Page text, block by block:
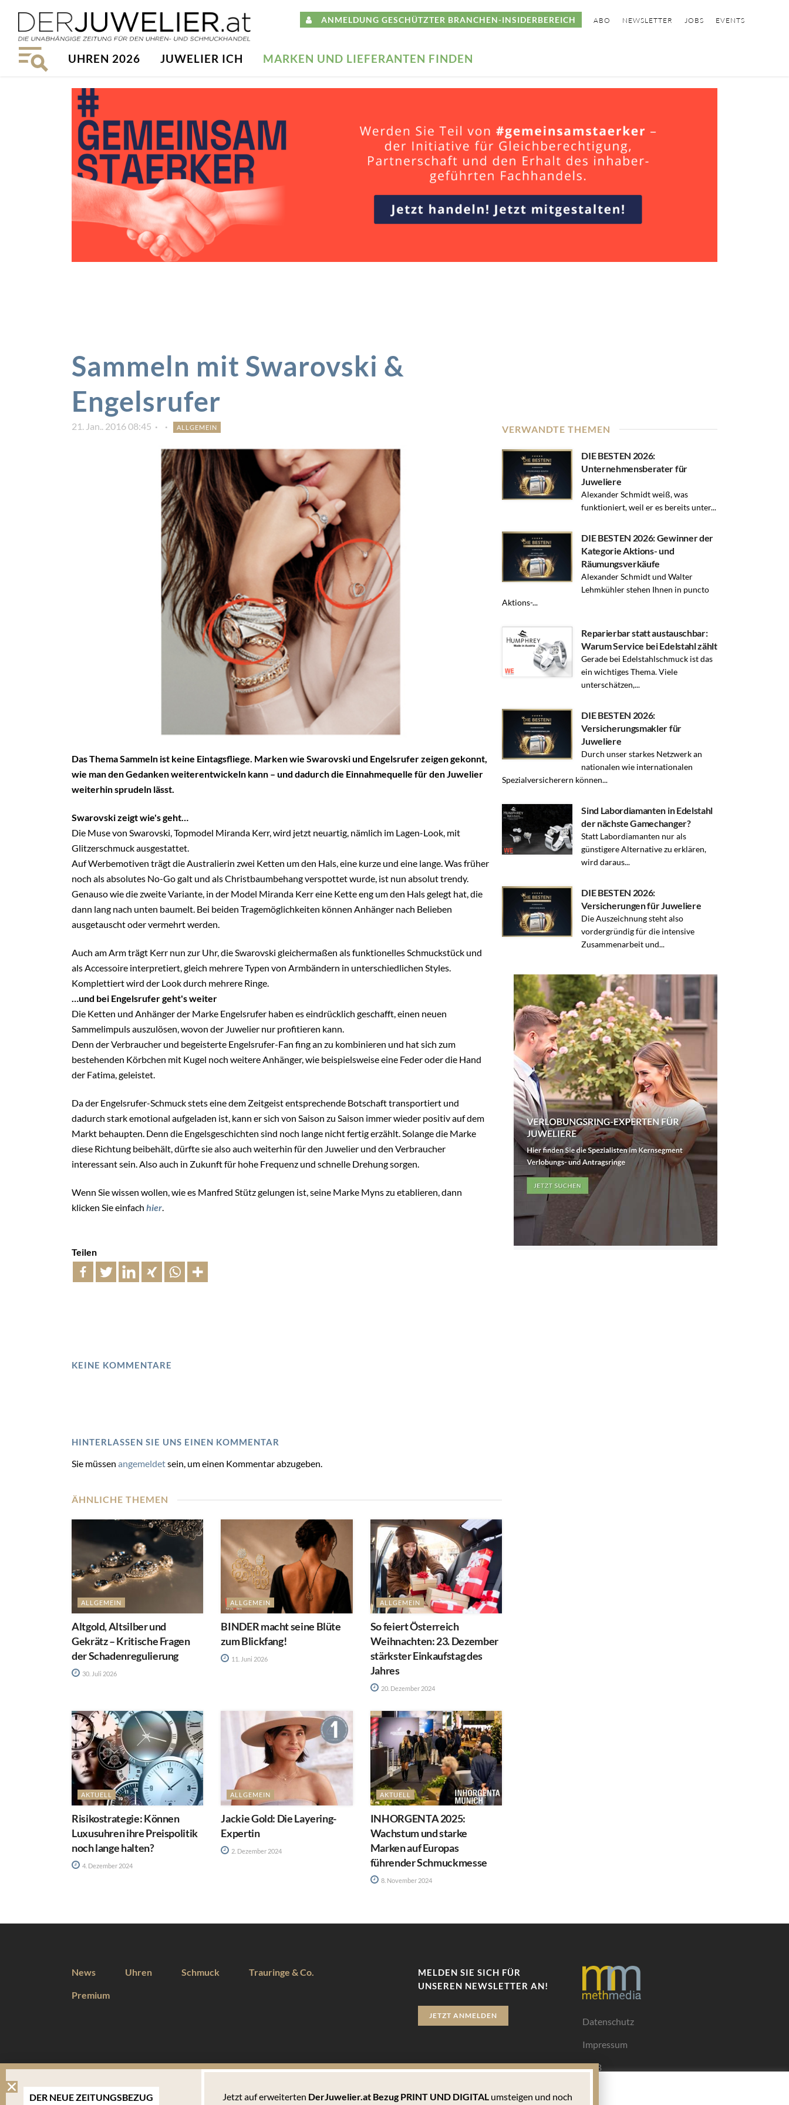
ANMELDUNG GESCHÜTZTER BRANCHEN-INSIDERBEREICH ABO NEWSLETTER JOBS EVENTS
UHREN 2026 JUWELIER ICH MARKEN UND LIEFERANTEN FINDEN
Sammeln mit Swarovski &
Engelsrufer
21. Jan.. 2016 08:45 ALLGEMEIN
Das Thema Sammeln ist keine Eintagsfliege. Marken wie Swarovski und Engelsrufer zeigen gekonnt,
wie man den Gedanken weiterentwickeln kann – und dadurch die Einnahmequelle für den Juwelier
weiterhin sprudeln lässt.
Swarovski zeigt wie's geht…
Die Muse von Swarovski, Topmodel Miranda Kerr, wird jetzt neuartig, nämlich im Lagen-Look, mit
Glitzerschmuck ausgestattet.
Auf Werbemotiven trägt die Australierin zwei Ketten um den Hals, eine kurze und eine lange. Was früher
noch als absolutes No-Go galt und als Christbaumbehang verspottet wurde, ist nun absolut trendy.
Genauso wie die zweite Variante, in der Model Miranda Kerr eine Kette eng um den Hals gelegt hat, die
dann lang nach unten baumelt. Bei beiden Tragemöglichkeiten können Anhänger nach Belieben
ausgetauscht oder vermehrt werden.
Auch am Arm trägt Kerr nun zur Uhr, die Swarovski gleichermaßen als funktionelles Schmuckstück und
als Accessoire interpretiert, gleich mehrere Typen von Armbändern in unterschiedlichen Styles.
Komplettiert wird der Look durch mehrere Ringe.
…und bei Engelsrufer geht's weiter
Die Ketten und Anhänger der Marke Engelsrufer haben es eindrücklich geschafft, einen neuen
Sammelimpuls auszulösen, wovon der Juwelier nur profitieren kann.
Denn der Verbraucher und begeisterte Engelsrufer-Fan fing an zu kombinieren und hat sich zum
bestehenden Körbchen mit Kugel noch weitere Anhänger, wie beispielsweise eine Feder oder die Hand
der Fatima, geleistet.
Da der Engelsrufer-Schmuck stets eine dem Zeitgeist entsprechende Botschaft transportiert und
dadurch stark emotional aufgeladen ist, kann er sich von Saison zu Saison immer wieder positiv auf dem
Markt behaupten. Denn die Engelsgeschichten sind noch lange nicht fertig erzählt. Solange die Marke
diese Richtung beibehält, dürfte sie also auch weiterhin für den Juwelier und den Verbraucher
interessant sein. Also auch in Zukunft für hohe Frequenz und schnelle Drehung sorgen.
Wenn Sie wissen wollen, wie es Manfred Stütz gelungen ist, seine Marke Myns zu etablieren, dann
klicken Sie einfach hier.
Teilen
KEINE KOMMENTARE
HINTERLASSEN SIE UNS EINEN KOMMENTAR
Sie müssen angemeldetsein, um einen Kommentar abzugeben.
VERWANDTE THEMEN
DIE BESTEN 2026:
Unternehmensberater für
Juweliere
Alexander Schmidt weiß, was
funktioniert, weil er es bereits unter...
DIE BESTEN 2026: Gewinner der
Kategorie Aktions- und
Räumungsverkäufe
Alexander Schmidt und Walter
Lehmkühler stehen Ihnen in puncto
Aktions-...
Reparierbar statt austauschbar:
Warum Service bei Edelstahl zählt
Gerade bei Edelstahlschmuck ist das
ein wichtiges Thema. Viele
unterschätzen,...
DIE BESTEN 2026:
Versicherungsmakler für
Juweliere
Durch unser starkes Netzwerk an
nationalen wie internationalen
Spezialversicherern können...
Sind Labordiamanten in Edelstahl
der nächste Gamechanger?
Statt Labordiamanten nur als
günstigere Alternative zu erklären,
wird daraus...
DIE BESTEN 2026:
Versicherungen für Juweliere
Die Auszeichnung steht also
vordergründig für die intensive
Zusammenarbeit und...
ÄHNLICHE THEMEN
ALLGEMEIN
Altgold, Altsilber und
Gekrätz – Kritische Fragen
der Schadenregulierung
30. Juli 2026
ALLGEMEIN
BINDER macht seine Blüte
zum Blickfang!
11. Juni 2026
ALLGEMEIN
So feiert Österreich
Weihnachten: 23. Dezember
stärkster Einkaufstag des
Jahres
20. Dezember 2024
AKTUELL
Risikostrategie: Können
Luxusuhren ihre Preispolitik
noch lange halten?
4. Dezember 2024
ALLGEMEIN
Jackie Gold: Die Layering-
Expertin
2. Dezember 2024
AKTUELL
INHORGENTA 2025:
Wachstum und starke
Marken auf Europas
führender Schmuckmesse
8. November 2024
News Uhren Schmuck Trauringe & Co.
Premium
MELDEN SIE SICH FÜR
UNSEREN NEWSLETTER AN!
JETZT ANMELDEN
Datenschutz
Impressum
AGB
DIESE WEBSEITE VERWENDET COOKIES
Wir verwenden Cookies um Ihnen eine optimale Benutzererfahrung zu bieten. Hierbei handelt es sich um kleine Textdateien, die auf Ihrem
DER NEUE ZEITUNGSBEZUG Jetzt auf erweiterten DerJuwelier.at Bezug PRINT UND DIGITALumsteigen und noch